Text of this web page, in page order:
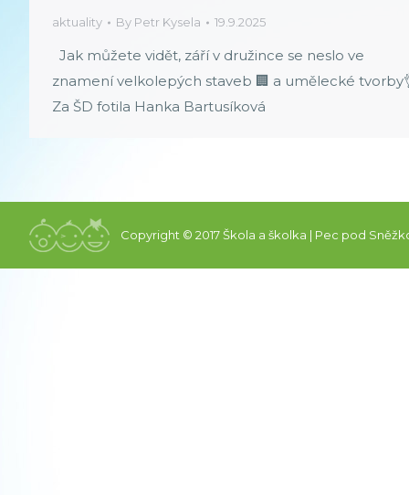
aktuality By Petr Kysela 19.9.2025
Jak můžete vidět, září v družince se neslo ve
znamení velkolepých staveb 🏢 a umělecké
Za ŠD fotila Hanka Bartusíková
Copyright © 2017 Škola a školka | Pec pod